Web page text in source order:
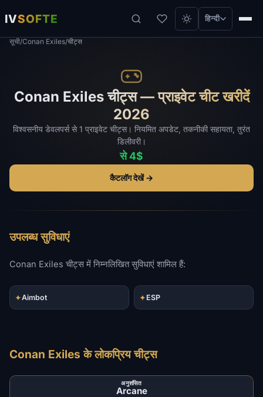
IVSOFTE हिन्दी
सूची/Conan Exiles/चीट्स
Conan Exiles चीट्स — प्राइवेट चीट खरीदें
2026
विश्वसनीय डेवलपर्स से 1 प्राइवेट चीट्स। नियमित अपडेट, तकनीकी सहायता, तुरंत
डिलीवरी।
से 4$
कैटलॉग देखें →
उपलब्ध सुविधाएं
Conan Exiles चीट्स में निम्नलिखित सुविधाएं शामिल हैं:
✦Aimbot ✦ ESP
Conan Exiles के लोकप्रिय चीट्स
अनुशंसित
Arcane